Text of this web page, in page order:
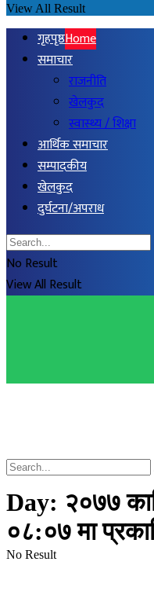
View All Result
गृहपृष्ठHome
समाचार
राजनीति
खेलकुद
स्वास्थ्य / शिक्षा
आर्थिक समाचार
सम्पादकीय
खेलकुद
दुर्घटना/अपराध
No Result
View All Result
No Result
Day: २०७७
०८:०७ मा